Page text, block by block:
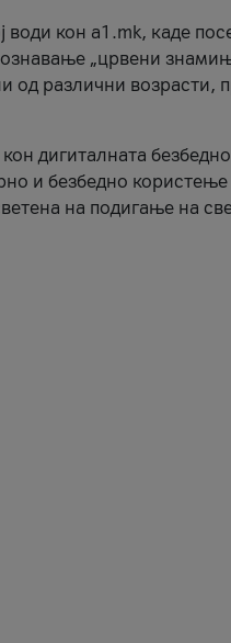
кон a1.mk, каде
„црвени
од различни возрасти,
дигиталната
и безбедно
на подигање на